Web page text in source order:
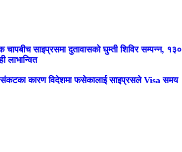
चापबीच साइप्रसमा दुतावासको घुम्ती शिविर सम्पन्न, १३०
लाभान्वित
संकटका कारण विदेशमा फसेकालाई साइप्रसले Visa समय